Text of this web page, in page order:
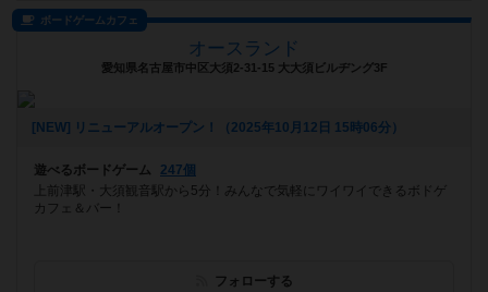
ボードゲームカフェ
オースランド
愛知県名古屋市中区大須2-31-15 大大須ビルヂング3F
[NEW] リニューアルオープン！（2025年10月12日 15時06分）
遊べるボードゲーム
247個
上前津駅・大須観音駅から5分！みんなで気軽にワイワイできるボドゲ
カフェ＆バー！
フォローする